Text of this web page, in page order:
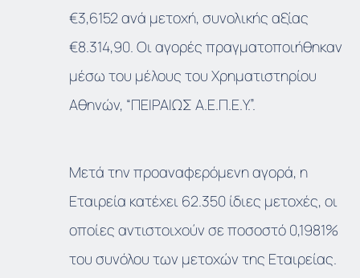
€3,6152 ανά μετοχή, συνολικής αξίας
€8.314,90. Οι αγορές πραγματοποιήθηκαν
μέσω του μέλους του Χρηματιστηρίου
Αθηνών, “ΠΕΙΡΑΙΩΣ Α.Ε.Π.Ε.Υ.”.
Μετά την προαναφερόμενη αγορά, η
Εταιρεία κατέχει 62.350 ίδιες μετοχές, οι
οποίες αντιστοιχούν σε ποσοστό 0,1981%
του συνόλου των μετοχών της Εταιρείας.